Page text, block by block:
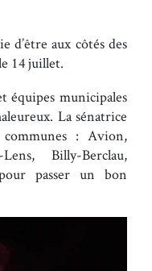
d’être aux côtés des
14 juillet.
équipes municipales
La sénatrice
: Avion,
Billy-Berclau,
passer un bon